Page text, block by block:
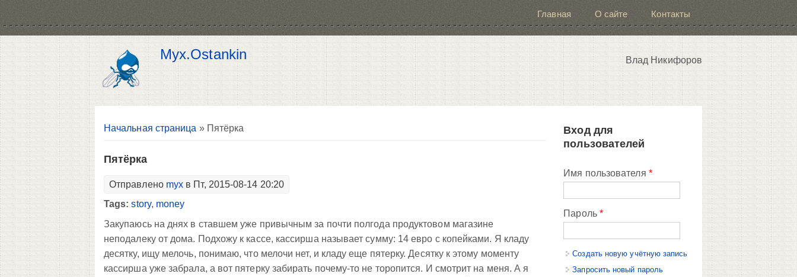
Главная О сайте Контакты
Myx.Ostankin Влад Никифоров
Вы здесь
Начальная страница » Пятёрка
Пятёрка
Отправлено myx в Пт, 2015-08-14 20:20
Tags:story, money
Закупаюсь на днях в ставшем уже привычным за почти полгода продуктовом магазине
неподалеку от дома. Подхожу к кассе, кассирша называет сумму: 14 евро с копейками. Я кладу
десятку, ищу мелочь, понимаю, что мелочи нет, и кладу еще пятерку. Десятку к этому моменту
кассирша уже забрала, а вот пятерку забирать почему-то не торопится. И смотрит на меня. А я
Вход для
пользователей
Имя пользователя *
Пароль *
Создать новую учётную запись
Запросить новый пароль